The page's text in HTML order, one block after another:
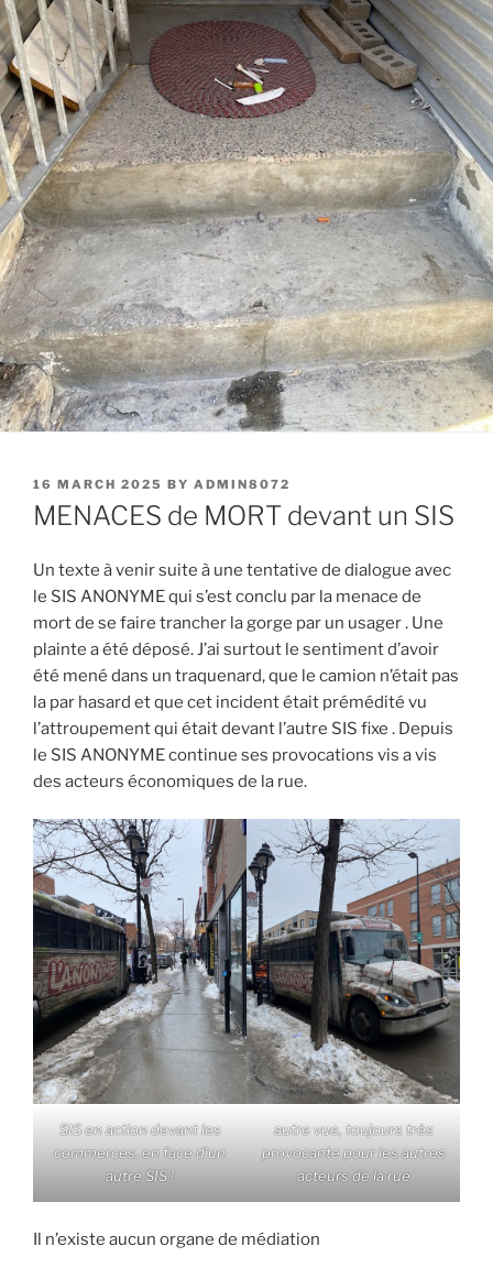
POSTED
ON
16 MARCH 2025 BY ADMIN8072
MENACES de MORT devant un SIS
Un texte à venir suite à une tentative de dialogue avec
le SIS ANONYME qui s’est conclu par la menace de
mort de se faire trancher la gorge par un usager . Une
plainte a été déposé. J’ai surtout le sentiment d’avoir
été mené dans un traquenard, que le camion n’était pas
la par hasard et que cet incident était prémédité vu
l’attroupement qui était devant l’autre SIS fixe . Depuis
le SIS ANONYME continue ses provocations vis a vis
des acteurs économiques de la rue.
SIS en action devant les
commerces, en face d’un
autre SIS !
autre vue, toujours très
provocante pour les autres
acteurs de la rue
Il n’existe aucun organe de médiation